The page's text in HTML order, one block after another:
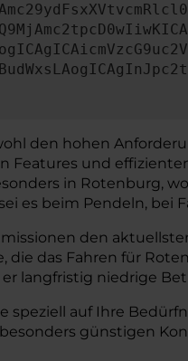
den hohen
und
in Rotenburg,
es beim Pendeln, bei
den
das Fahren für
langfristig niedrige
auf Ihre
günstigen